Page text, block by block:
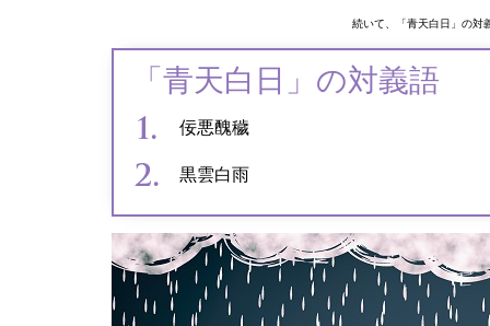
続いて、「青天白日」の対
「青天白日」の対義語
佞悪醜穢
黒雲白雨